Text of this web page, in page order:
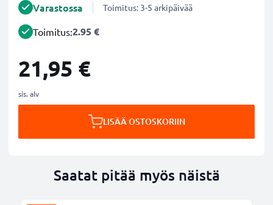
Varastossa Toimitus: 3-5 arkipäivää
Toimitus:2.95 €
21,95 €
sis. alv
LISÄÄ OSTOSKORIIN
Saatat pitää myös näistä